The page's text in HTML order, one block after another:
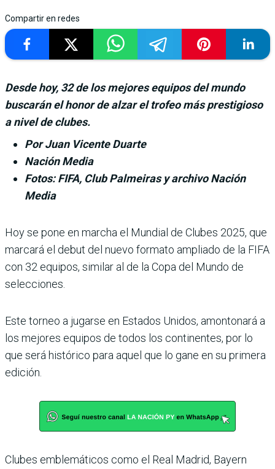
Compartir en redes
Desde hoy, 32 de los mejores equipos del mundo
buscarán el honor de alzar el trofeo más prestigioso
a nivel de clubes.
Por Juan Vicente Duarte
Nación Media
Fotos: FIFA, Club Palmeiras y archivo Nación
Media
Hoy se pone en marcha el Mundial de Clubes 2025, que
marcará el debut del nuevo formato ampliado de la FIFA
con 32 equipos, similar al de la Copa del Mundo de
selecciones.
Este torneo a jugarse en Estados Unidos, amontonará a
los mejores equipos de todos los continentes, por lo
que será histórico para aquel que lo gane en su primera
edición.
Clubes emblemáticos como el Real Madrid, Bayern